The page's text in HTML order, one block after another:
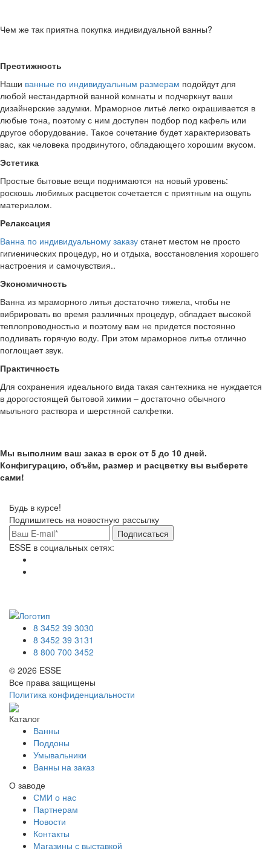
Чем же так приятна покупка индивидуальной ванны?
Престижность
Наши ванные по индивидуальным размерам подойдут для
любой нестандартной ванной комнаты и подчеркнут ваши
дизайнерские задумки. Мраморное литьё легко окрашивается в
любые тона, поэтому с ним доступен подбор под кафель или
другое оборудование. Такое сочетание будет характеризовать
вас, как человека продвинутого, обладающего хорошим вкусом.
Эстетика
Простые бытовые вещи поднимаются на новый уровень:
роскошь любимых расцветок сочетается с приятным на ощупь
материалом.
Релаксация
Ванна по индивидуальному заказу станет местом не просто
гигиенических процедур, но и отдыха, восстановления хорошего
настроения и самочувствия..
Экономичность
Ванна из мраморного литья достаточно тяжела, чтобы не
вибрировать во время различных процедур, обладает высокой
теплопроводностью и поэтому вам не придется постоянно
подливать горячую воду. При этом мраморное литье отлично
поглощает звук.
Практичность
Для сохранения идеального вида такая сантехника не нуждается
в дорогостоящей бытовой химии – достаточно обычного
мыльного раствора и шерстяной салфетки.
Мы выполним ваш заказ в срок от 5 до 10 дней.
Конфигурацию, объём, размер и расцветку вы выберете
сами!
Будь в курсе!
Подпишитесь на новостную рассылку
Подписаться
ESSE в социальных сетях:
8 3452 39 3030
8 3452 39 3131
8 800 700 3452
© 2026 ESSE
Все права защищены
Политика конфиденциальности
Каталог
Ванны
Поддоны
Умывальники
Ванны на заказ
О заводе
СМИ о нас
Партнерам
Новости
Контакты
Магазины с выставкой